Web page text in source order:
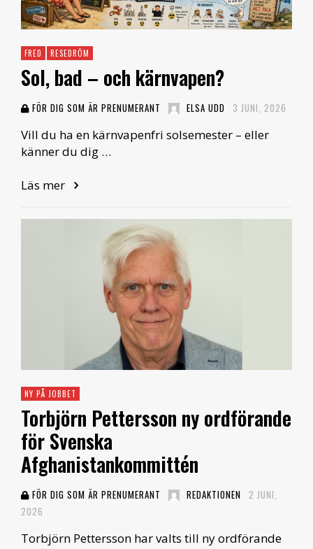
FRED RESEDRÖM
Sol, bad – och kärnvapen?
FÖR DIG SOM ÄR PRENUMERANT ELSA UDD 3 JUNI, 2026
Vill du ha en kärnvapenfri solsemester – eller
känner du dig …
Läs mer
NY PÅ JOBBET
Torbjörn Pettersson ny ordförande
för Svenska
Afghanistankommittén
FÖR DIG SOM ÄR PRENUMERANT REDAKTIONEN
2 JUNI,
2026
Torbjörn Pettersson har valts till ny ordförande